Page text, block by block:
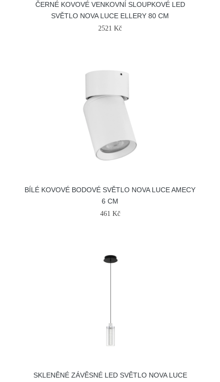
ČERNÉ KOVOVÉ VENKOVNÍ SLOUPKOVÉ LED
SVĚTLO NOVA LUCE ELLERY 80 CM
2521 Kč
BÍLÉ KOVOVÉ BODOVÉ SVĚTLO NOVA LUCE AMECY
6 CM
461 Kč
SKLENĚNÉ ZÁVĚSNÉ LED SVĚTLO NOVA LUCE